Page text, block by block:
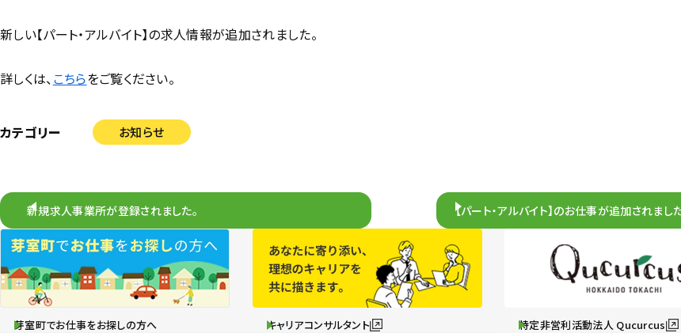
新しい【パート・アルバイト】の求人情報が追加されました。
詳しくは、こちらをご覧ください。
カテゴリー お知らせ
新規求人事業所が登録されました。 【パート・アルバイト】のお仕事が追加されました
芽室町でお仕事をお探しの方へ キャリアコンサルタント 特定非営利活動法人 Qucurcus